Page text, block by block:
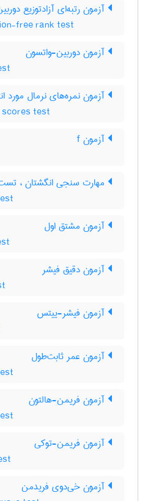
آزمون رتبه‌ای آزادتوزیع
free rank test
آزمون دوربین-واتسون
آزمون نمره‌های نرمال مورد
test
آزمون f
مهارت سنجی انگشتان ،
آزمون مشتق اول
آزمون دقیق فیشر
آزمون فیشر-ییتس
آزمون عمر ثابت‌طول
آزمون فریمن-هالتون
آزمون فریمن-توکی
آزمون خی‌دوی فریدمن